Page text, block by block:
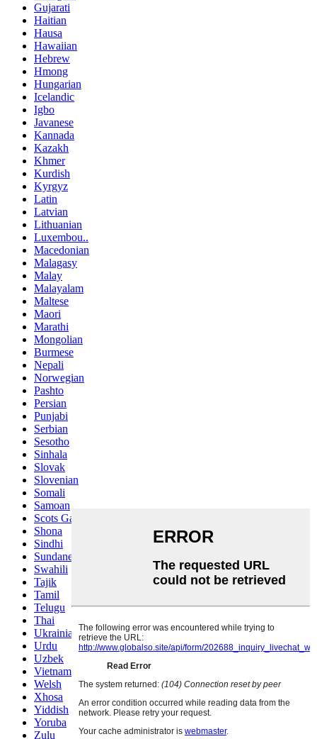
Gujarati
Haitian
Hausa
Hawaiian
Hebrew
Hmong
Hungarian
Icelandic
Igbo
Javanese
Kannada
Kazakh
Khmer
Kurdish
Kyrgyz
Latin
Latvian
Lithuanian
Luxembou..
Macedonian
Malagasy
Malay
Malayalam
Maltese
Maori
Marathi
Mongolian
Burmese
Nepali
Norwegian
Pashto
Persian
Punjabi
Serbian
Sesotho
Sinhala
Slovak
Slovenian
Somali
Samoan
Scots Gaelic
Shona
Sindhi
Sundanese
Swahili
Tajik
Tamil
Telugu
Thai
Ukrainian
Urdu
Uzbek
Vietnamese
Welsh
Xhosa
Yiddish
Yoruba
Zulu